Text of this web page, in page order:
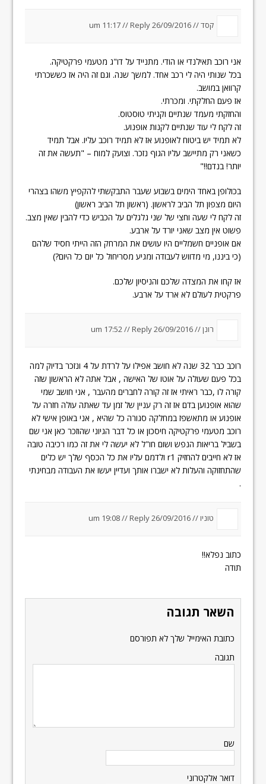
קסד //26/09/2016 um 11:17
//Reply
אני רוכב תאילנדי או הודי. מתנייד על דו"ג מטעמי פרקטיקה.
בכל שנותי היה לי רכב אחד. למשך שנה. וגם זה היה אז כששכרתי
קרוואן במושב.
אז פעם החלקתי. ומכרתי.
והחזקתי מעמד שנתיים וקניתי טוסטוס.
זה לקח לי עוד שנתיים לקנות אופנוע.
לא תמיד יש ביטוח לאופנוע אז לא תמיד רוכב עליו. אבל תמיד
כשאני רק מתיישב עליו הגוף נזכר. וצועק למוח – "תעשה את זה
יותר! בנדם!!"
בכולופן באחד הימים בשבוע שעבר התבקשתי להקפיץ משהו בצהרי
היום מצפון תל הביב לראשון. (ראשון תל הביב ראשון)
זה לקח לי שעה וחצי של שני גלגלים על הכביש כדי להבין שאין מצב.
פשוט אין מצב שאני יורד על ארבע.
אם אופניים חשמליים היו עושים את המרחק הזה הייתי חסיד שלהם
(כי ביננו, מי מדווש לעבודה ומגיע מסריחול כל יום כל היום?)
אז קחו את המצדה שלכם והניסיון שלכם.
פרקטית לעולם לא ארד על ארבע.
רונן //26/09/2016 um 17:52
//Reply
רוכב כבר 32 שנה לא חושב אפילו על לרדת על 4 ונזכר בדיוק למה
בכל פעם שעולה על אוטו של האישה , אבל אתה לא הראשון שזה
קורה לו ,כבר ראיתי אז זה קורה לחברים מהעבר , אני חושב שמי
שהוא אופנוען בדם אז זה רק עניין של זמן עד שאתה עולה חזרה על
אופנוע או מתאשפז במחלקה סגורה כל שהיא , אני באופן אישי לא
רוכב מטעמי פרקטיקה חיסכון או כל דבר הגיוני שהוזכר כאן אני שם
בשביל בריאות הנפש ושום חו"ל לא יעשה לי את זה כמו רכיבה טובה
אז לא חייבים להחזיק r1 ולדמם עליו את כל הכסף שלך יש כלים
שהתחזוקה והעלות לא ישברו אותך ועדיין יעשו את העבודה מבחינתי
.
טוניו //26/09/2016 um 19:08
//Reply
כתוב נפלא!!
תודה
השאר תגובה
כתובת האימייל שלך לא תפורסם
תגובה
שם
דואר אלקטרוני